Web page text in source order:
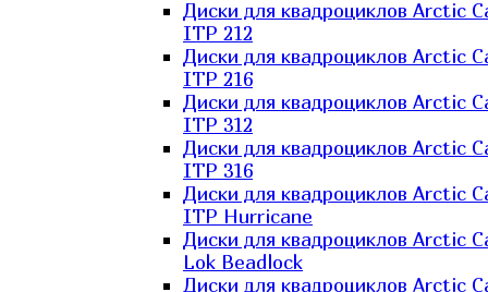
Диски для квадроциклов Arctic
ITP 212
Диски для квадроциклов Arctic
ITP 216
Диски для квадроциклов Arctic
ITP 312
Диски для квадроциклов Arctic
ITP 316
Диски для квадроциклов Arctic
ITP Hurricane
Диски для квадроциклов Arctic
Lok Beadlock
Диски для квадроциклов Arctic